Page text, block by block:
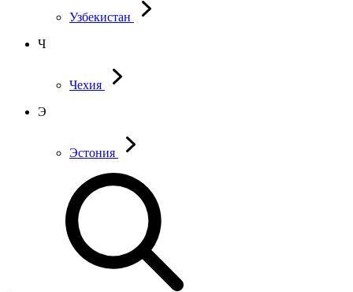
Узбекистан
Ч
Чехия
Э
Эстония